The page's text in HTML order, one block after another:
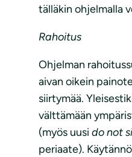
tälläkin ohjelmalla
Rahoitus
Ohjelman
aivan oikein
siirtymää.
välttämään
(myös uusi do not
periaate).